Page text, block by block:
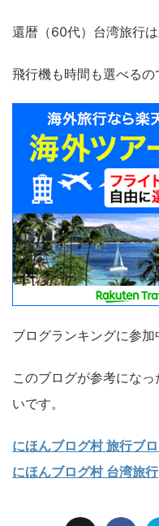
還暦（60代）台湾旅行は
飛行機も時間も選べるの
ブログランキングに参加
このブログが参考にな
いです。
にほんブログ村 旅行ブ
にほんブログ村 台湾旅行